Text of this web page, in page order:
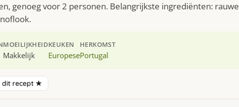
genoeg voor 2 personen. Belangrijkste ingrediënten: rauwe
MOEILIJKHEID
Makkelijk
KEUKEN
Europese
HERKOMST
Portugal
dit recept ★